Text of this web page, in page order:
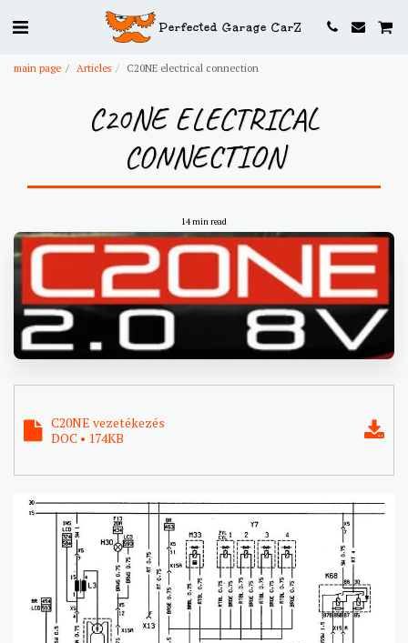
Perfected Garage CarZ
main page Articles C20NE electrical connection
C20NE ELECTRICAL
CONNECTION
14 min read
C20NE vezetékezés
DOC • 174KB